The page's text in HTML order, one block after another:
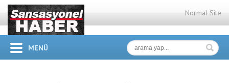
Normal Site
MENÜ